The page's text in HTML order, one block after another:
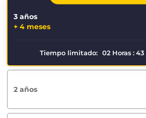
3 años
+ 4 meses
Tiempo limitado: 02 Horas:43
2 años